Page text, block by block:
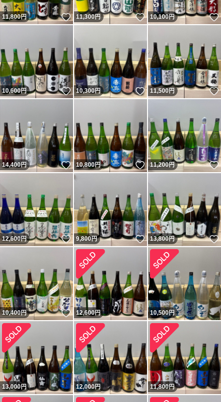
11,800円 いいね！
11,300円 いいね！
10,100円
10,600円 いいね！
10,300円 いいね！
11,500円
14,400円 いいね！
10,800円 いいね！
11,200円
12,600円 いいね！
9,800円 いいね！
13,800円
10,400円 いいね！
12,600円 10,500円
13,000円 12,000円 11,800円